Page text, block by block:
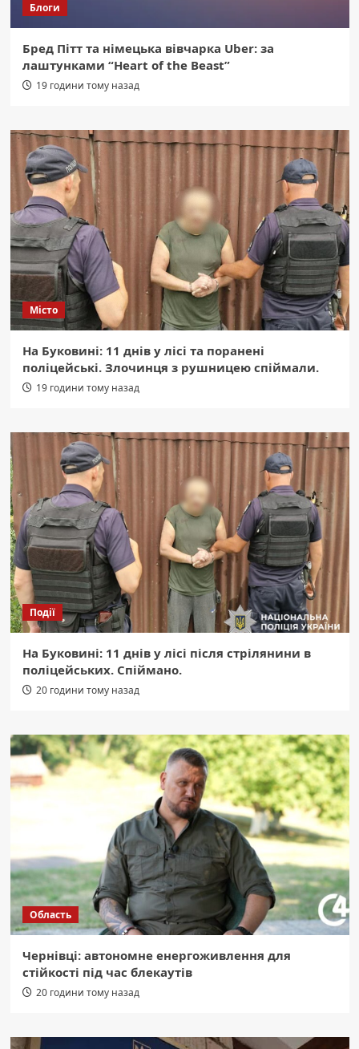
Блоги
Бред Пітт та німецька вівчарка Uber: за
лаштунками “Heart of the Beast”
19 години тому назад
Місто
На Буковині: 11 днів у лісі та поранені
поліцейські. Злочинця з рушницею спіймали.
19 години тому назад
Події
На Буковині: 11 днів у лісі після стрілянини в
поліцейських. Спіймано.
20 години тому назад
Область
Чернівці: автономне енергоживлення для
стійкості під час блекаутів
20 години тому назад